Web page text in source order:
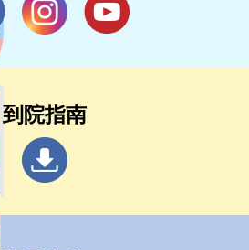
到院指南